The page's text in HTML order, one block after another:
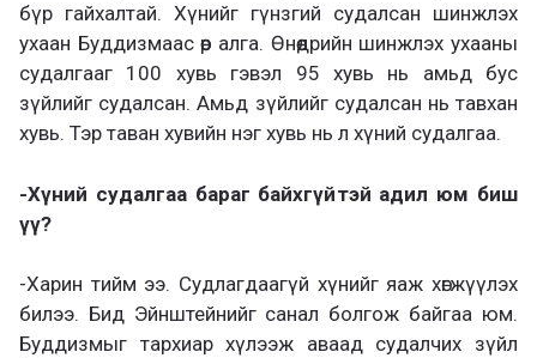
бүр гайхалтай. Хүнийг гүнзгий судалсан шинжлэх
ухаан Буддизмаас өөр алга. Өнөөдрийн шинжлэх ухааны
судалгааг 100 хувь гэвэл 95 хувь нь амьд бус
зүйлийг судалсан. Амьд зүйлийг судалсан нь тавхан
хувь. Тэр таван хувийн нэг хувь нь л хүний судалгаа.
-Хүний судалгаа бараг байхгүйтэй адил юм биш
үү?
-Харин тийм ээ. Судлагдаагүй хүнийг яаж хөгжүүлэх
билээ. Бид Эйнштейнийг санал болгож байгаа юм.
Буддизмыг тархиар хүлээж аваад судалчих зүйл